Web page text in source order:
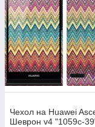
Чехол на Huawei
Шеврон v4 "1059c-